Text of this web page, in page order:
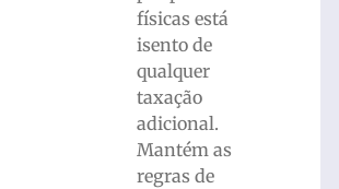
físicas está
isento de
qualquer
taxação
adicional.
Mantém as
regras de